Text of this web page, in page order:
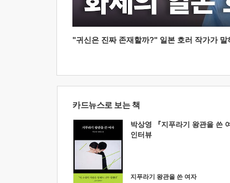
"귀신은 진짜 존재할까?" 일본 호러 작가가
카드뉴스로 보는 책
박상영 『지푸라기 왕관을 쓴
인터뷰
지푸라기 왕관을 쓴 여자